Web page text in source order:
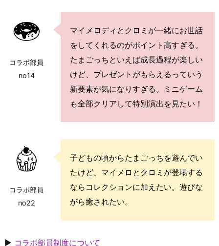
コラボ部員
no14
マイメロディとクロミが一緒にお世話
をしてくれるのがポイント高すぎる。
たまごっちといえば成長過程が楽しい
けど、プレゼントがもらえるっていう
新要素が気になりすぎる。ミニゲーム
も全部クリアして特別演出を見たい！
コラボ部員
no22
子どもの頃からたまごっちを遊んでい
たけど、マイメロとクロミが登場する
ならコレクションに加えたい。遊びな
がら癒されたい。
▶ コラボ部員制度について